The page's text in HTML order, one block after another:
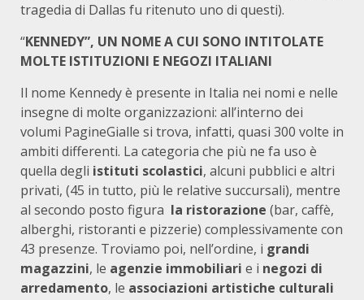
tragedia di Dallas fu ritenuto uno di questi).
“KENNEDY”, UN NOME A CUI SONO INTITOLATE
MOLTE ISTITUZIONI E NEGOZI ITALIANI
Il nome Kennedy è presente in Italia nei nomi e nelle
insegne di molte organizzazioni: all’interno dei
volumi PagineGialle si trova, infatti, quasi 300 volte in
ambiti differenti. La categoria che più ne fa uso è
quella degli istituti scolastici, alcuni pubblici e altri
privati, (45 in tutto, più le relative succursali), mentre
al secondo posto figura la ristorazione (bar, caffè,
alberghi, ristoranti e pizzerie) complessivamente con
43 presenze. Troviamo poi, nell’ordine, i grandi
magazzini, le agenzie immobiliari e i negozi di
arredamento, le associazioni artistiche culturali